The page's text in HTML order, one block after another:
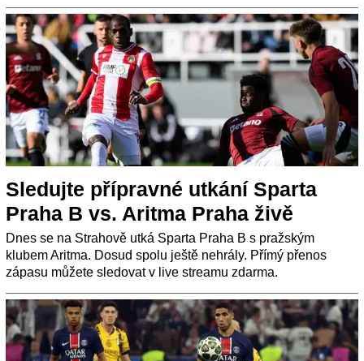
Sledujte přípravné utkání Sparta
Praha B vs. Aritma Praha živě
Dnes se na Strahově utká Sparta Praha B s pražským
klubem Aritma. Dosud spolu ještě nehrály. Přímý přenos
zápasu můžete sledovat v live streamu zdarma.